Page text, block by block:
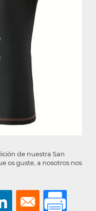
de nuestra San
os guste, a nosotros nos